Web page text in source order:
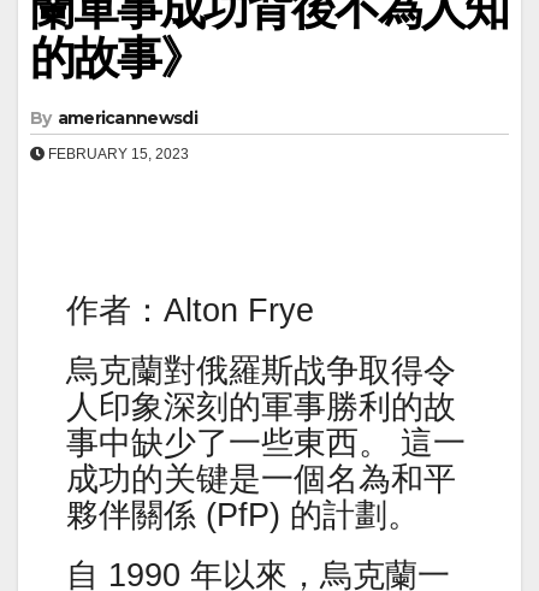
的故事》
By americannewsdi
FEBRUARY 15, 2023
作者：Alton Frye
烏克蘭對俄羅斯战争取得令
人印象深刻的軍事勝利的故
事中缺少了一些東西。 這一
成功的关键是一個名為和平
夥伴關係 (PfP) 的計劃。
自 1990 年以來，烏克蘭一